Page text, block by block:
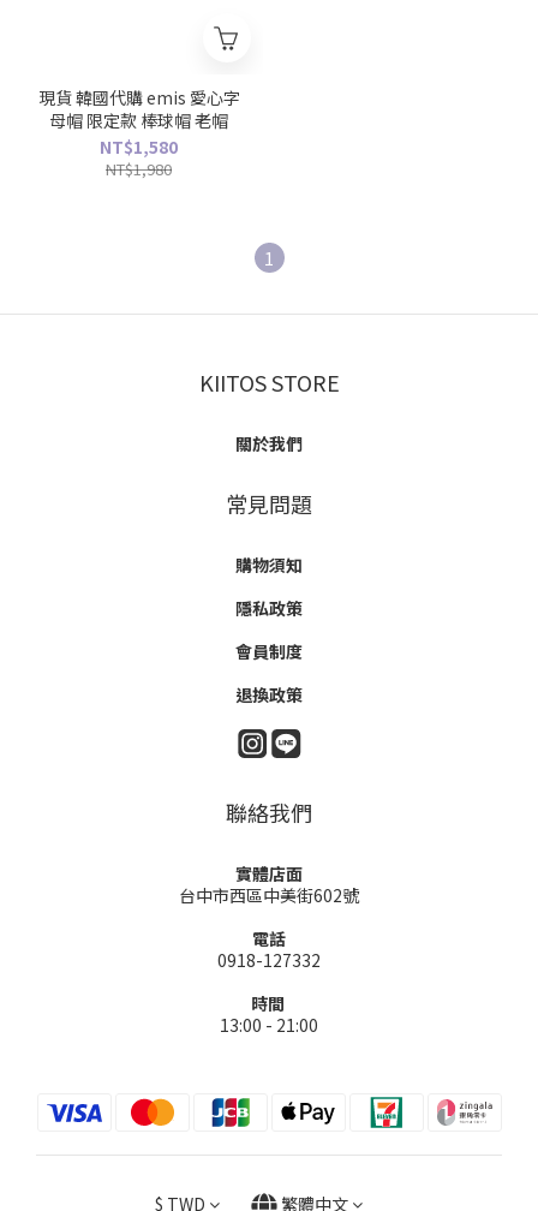
現貨 韓國代購 emis 愛心字
母帽 限定款 棒球帽 老帽
NT$1,580
NT$1,980
1
KIITOS STORE
關於我們
常見問題
購物須知
隱私政策
會員制度
退換政策
聯絡我們
實體店面
台中市西區中美街602號
電話
0918-127332
時間
13:00 - 21:00
$ TWD 繁體中文